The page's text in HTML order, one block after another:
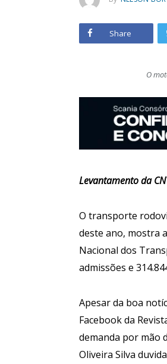
Share
O
Levantamento da
O transporte
deste ano, mostra
Nacional dos
admissões e
Apesar da boa
Facebook da
demanda por mão
Oliveira Silva